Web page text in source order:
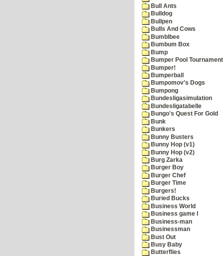
Bull Ants
Bulldog
Bullpen
Bulls And Cows
Bumblbee
Bumbum Box
Bump
Bumper Pool Tournament
Bumper!
Bumperball
Bumpomov's Dogs
Bumpong
Bundesligasimulation
Bundesligatabelle
Bungo's Quest For Gold
Bunk
Bunkers
Bunny Busters
Bunny Hop (v1)
Bunny Hop (v2)
Burg Zarka
Burger Boy
Burger Chef
Burger Time
Burgers!
Buried Bucks
Business World
Business game I
Business-man
Businessman
Bust Out
Busy Baby
Butterflies